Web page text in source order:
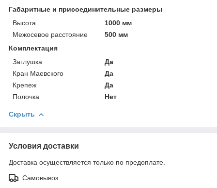
Габаритные и присоединительные размеры
Высота
1000 мм
Межосевое расстояние
500 мм
Комплектация
Заглушка
Да
Кран Маевского
Да
Крепеж
Да
Полочка
Нет
Скрыть
Условия доставки
Доставка осуществляется только по предоплате.
Самовывоз